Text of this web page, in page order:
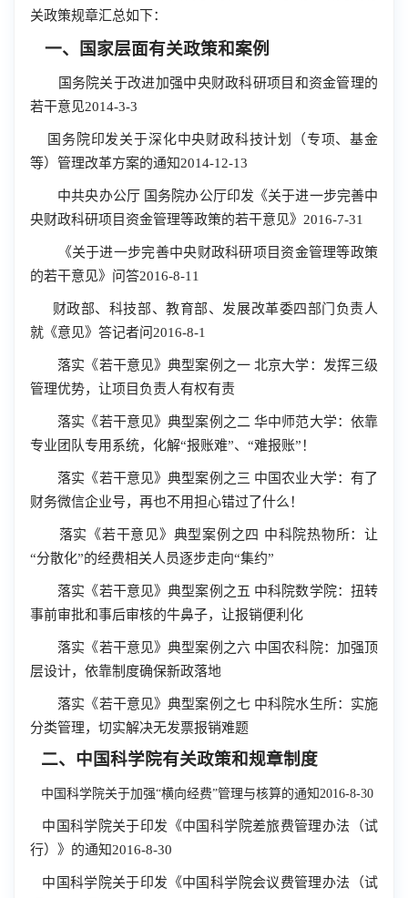
关政策规章汇总如下：
一、国家层面有关政策和案例
国务院关于改进加强中央财政科研项目和资金管理的
若干意见2014-3-3
国务院印发关于深化中央财政科技计划（专项、基金
等）管理改革方案的通知2014-12-13
中共央办公厅 国务院办公厅印发《关于进一步完善中
央财政科研项目资金管理等政策的若干意见》2016-7-31
《关于进一步完善中央财政科研项目资金管理等政策
的若干意见》问答2016-8-11
财政部、科技部、教育部、发展改革委四部门负责人
就《意见》答记者问2016-8-1
落实《若干意见》典型案例之一 北京大学：发挥三级
管理优势，让项目负责人有权有责
落实《若干意见》典型案例之二 华中师范大学：依靠
专业团队专用系统，化解“报账难”、“难报账”！
落实《若干意见》典型案例之三 中国农业大学：有了
财务微信企业号，再也不用担心错过了什么！
落实《若干意见》典型案例之四 中科院热物所：让
“分散化”的经费相关人员逐步走向“集约”
落实《若干意见》典型案例之五 中科院数学院：扭转
事前审批和事后审核的牛鼻子，让报销便利化
落实《若干意见》典型案例之六 中国农科院：加强顶
层设计，依靠制度确保新政落地
落实《若干意见》典型案例之七 中科院水生所：实施
分类管理，切实解决无发票报销难题
二、中国科学院有关政策和规章制度
中国科学院关于加强“横向经费”管理与核算的通知2016-8-30
中国科学院关于印发《中国科学院差旅费管理办法（试
行）》的通知2016-8-30
中国科学院关于印发《中国科学院会议费管理办法（试